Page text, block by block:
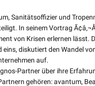
Sanitätsoffizier und
In seinem Vortrag
von Krisen erlernen lässt.
diskutiert den Wandel
auf.
Partner über ihre
gehören: avantum,